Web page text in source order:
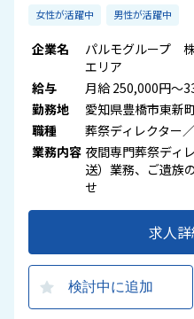
女性が活躍中
男性が活躍中
企業名
パルモグループ
エリア
給与
月給 250,000円～
勤務地
愛知県豊橋市東新
職種
葬祭ディレクター
業務内容 夜間専門葬祭ディ
送）業務、ご遺族
せ
求人
検討中に追加